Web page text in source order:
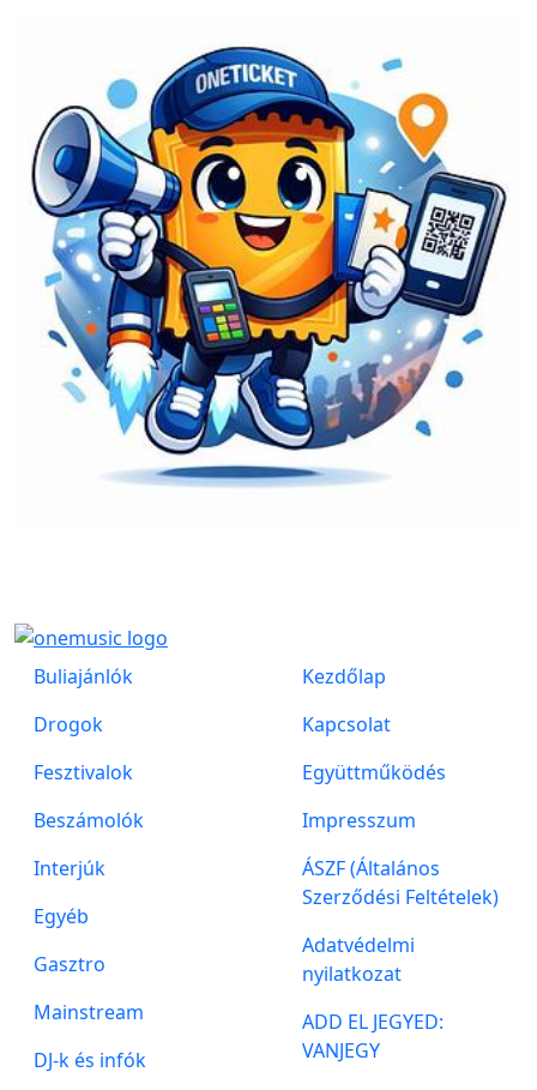
Buliajánlók
Drogok
Fesztivalok
Beszámolók
Interjúk
Egyéb
Gasztro
Mainstream
DJ-k és infók
Kezdőlap
Kapcsolat
Együttműködés
Impresszum
ÁSZF (Általános
Szerződési Feltételek)
Adatvédelmi
nyilatkozat
ADD EL JEGYED:
VANJEGY